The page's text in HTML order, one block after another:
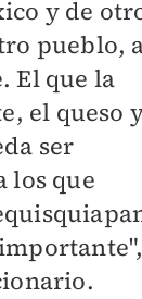
y de
pueblo,
El que la
el queso
ser
los que